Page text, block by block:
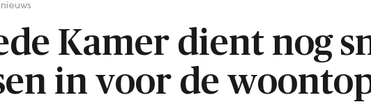
nieuws
Kamer dient nog
in voor de